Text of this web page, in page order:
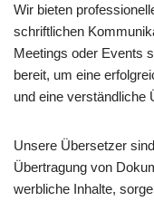
Wir bieten
schriftlichen
Meetings oder Events
bereit, um eine
und eine verständliche
Unsere Übersetzer
Übertragung von
werbliche Inhalte,